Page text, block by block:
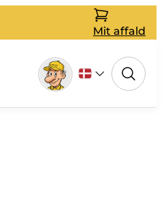
Mit affald